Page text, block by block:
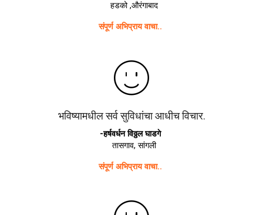
हडको ,औरंगाबाद
संपूर्ण अभिप्राय वाचा..
भविष्यामधील सर्व सुविधांचा आधीच विचार.
-हर्षवर्धन विठ्ठल घाडगे
तासगाव, सांगली
संपूर्ण अभिप्राय वाचा..